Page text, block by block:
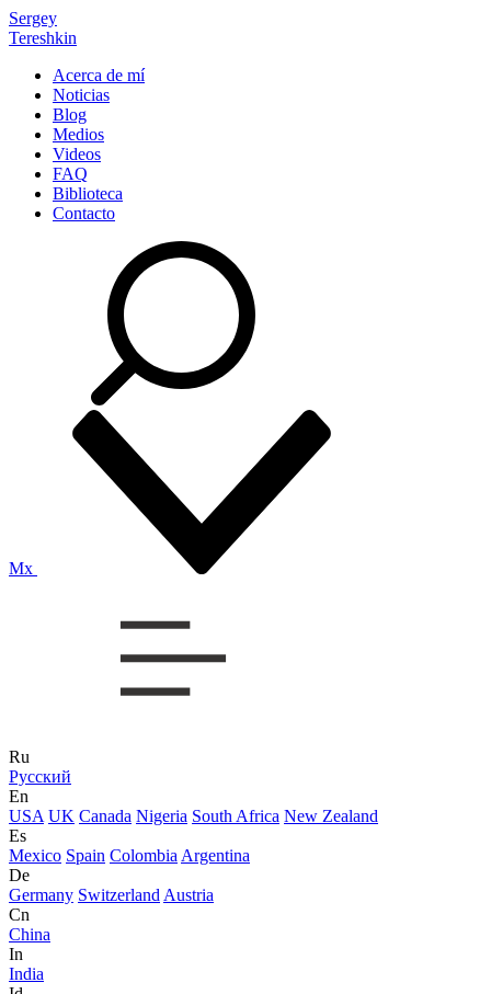
Sergey
Tereshkin
Acerca de mí
Noticias
Blog
Medios
Videos
FAQ
Biblioteca
Contacto
Mx
Ru
Русский
En
USA UK Canada Nigeria South Africa New Zealand
Es
Mexico Spain Colombia Argentina
De
Germany Switzerland Austria
Cn
China
In
India